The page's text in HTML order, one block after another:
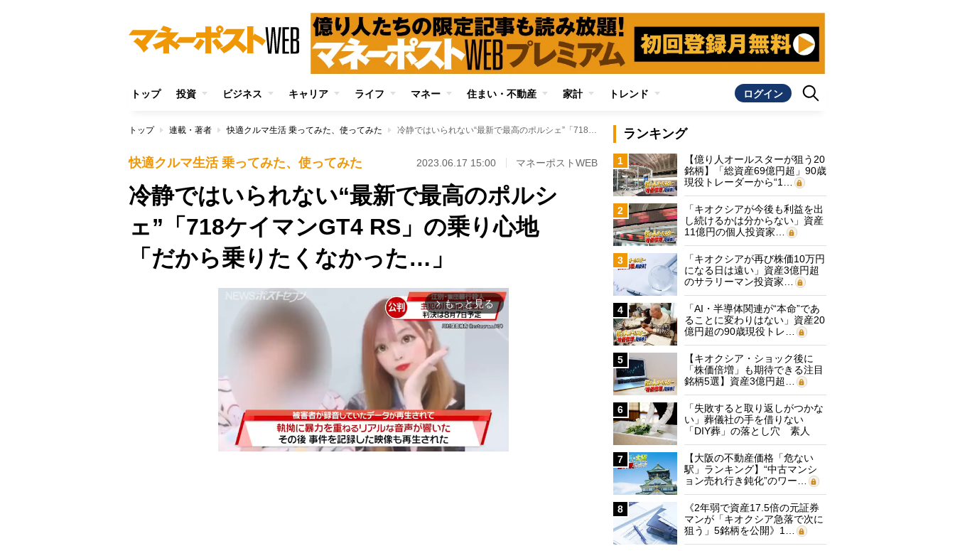
トップ 投資 ビジネス キャリア ライフ マネー 住まい・不動産 家計 トレンド ログイン
トップ 連載・著者 快適クルマ生活 乗ってみた、使ってみた 冷静ではいられない“最新で最高のポルシェ”「718ケイマンGT4 RS」の乗り心地 「だから乗りたくなかった…」
快適クルマ生活 乗ってみた、使ってみた 2023.06.17 15:00 マネーポストWEB
冷静ではいられない“最新で最高のポルシ
ェ”「718ケイマンGT4 RS」の乗り心地
「だから乗りたくなかった…」
arrow_forward_ios もっと見る
ランキング
1
【億り人オールスターが狙う20
銘柄】「総資産69億円超」90歳
現役トレーダーから“1…
2
「キオクシアが今後も利益を出
し続けるかは分からない」資産
11億円の個人投資家…
3
「キオクシアが再び株価10万円
になる日は遠い」資産3億円超
のサラリーマン投資家…
4
「AI・半導体関連が“本命”であ
ることに変わりはない」資産20
億円超の90歳現役トレ…
5
【キオクシア・ショック後に
「株価倍増」も期待できる注目
銘柄5選】資産3億円超…
6
「失敗すると取り返しがつかな
い」葬儀社の手を借りない
「DIY葬」の落とし穴 素人
に…
7
【大阪の不動産価格「危ない
駅」ランキング】“中古マンシ
ョン売れ行き鈍化”のワー…
8
《2年弱で資産17.5倍の元証券
マンが「キオクシア急落で次に
狙う」5銘柄を公開》1…